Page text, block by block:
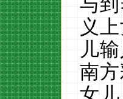
义
儿
南
女